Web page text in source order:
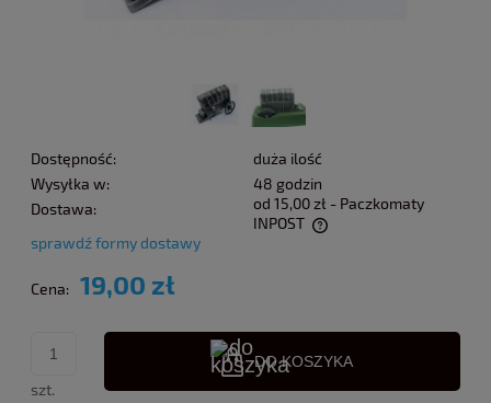
Dostępność:
duża ilość
Wysyłka w:
48 godzin
Dostawa:
od 15,00 zł - Paczkomaty
INPOST
Cena nie zawiera ewentualnych kosztów płatności
sprawdź formy dostawy
Cena: 19,00 zł
szt.
DO KOSZYKA